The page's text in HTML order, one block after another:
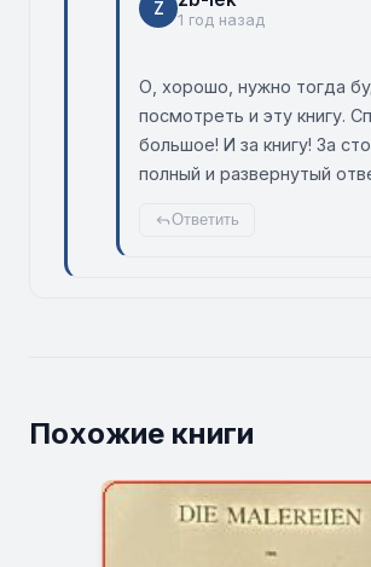
Z
1 год назад
О, хорошо, нужно тогда
посмотреть и эту книгу.
большое! И за книгу! За
полный и развернутый
Ответить
Похожие книги